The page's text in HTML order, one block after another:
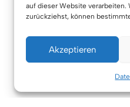
auf dieser Website
zurückziehst, können
Akzeptieren
Urheberrecht ©